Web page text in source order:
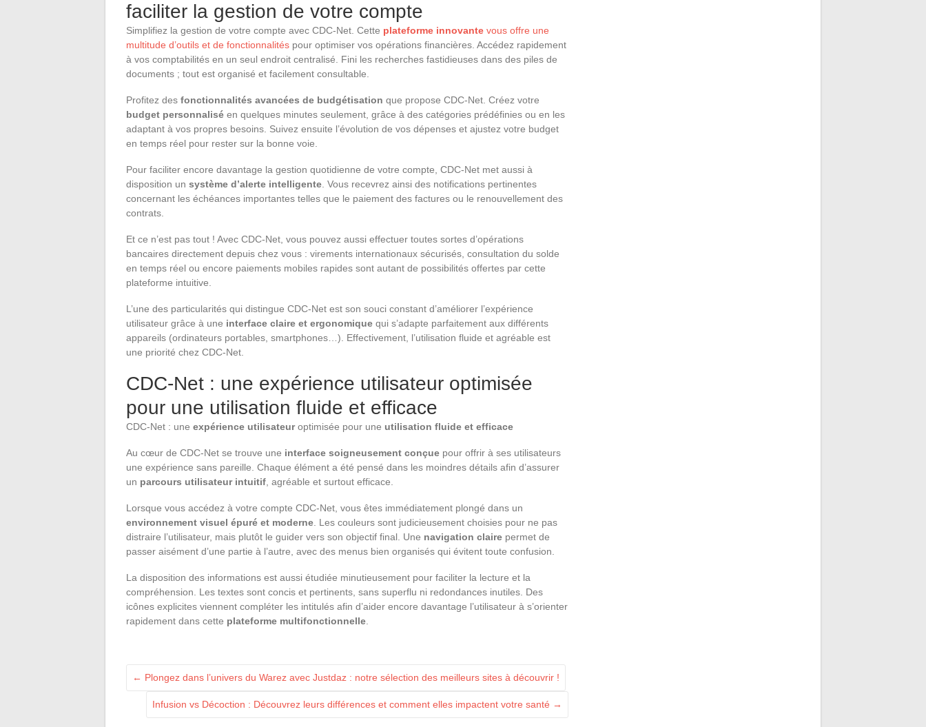
faciliter la gestion de votre compte
Simplifiez la gestion de votre compte avec CDC-Net. Cette plateforme innovante vous offre une
multitude d’outils et de fonctionnalités pour optimiser vos opérations financières. Accédez rapidement
à vos comptabilités en un seul endroit centralisé. Fini les recherches fastidieuses dans des piles de
documents ; tout est organisé et facilement consultable.
Profitez des fonctionnalités avancées de budgétisation que propose CDC-Net. Créez votre
budget personnalisé en quelques minutes seulement, grâce à des catégories prédéfinies ou en les
adaptant à vos propres besoins. Suivez ensuite l’évolution de vos dépenses et ajustez votre budget
en temps réel pour rester sur la bonne voie.
Pour faciliter encore davantage la gestion quotidienne de votre compte, CDC-Net met aussi à
disposition un système d’alerte intelligente . Vous recevrez ainsi des notifications pertinentes
concernant les échéances importantes telles que le paiement des factures ou le renouvellement des
contrats.
Et ce n’est pas tout ! Avec CDC-Net, vous pouvez aussi effectuer toutes sortes d’opérations
bancaires directement depuis chez vous : virements internationaux sécurisés, consultation du solde
en temps réel ou encore paiements mobiles rapides sont autant de possibilités offertes par cette
plateforme intuitive.
L’une des particularités qui distingue CDC-Net est son souci constant d’améliorer l’expérience
utilisateur grâce à une interface claire et ergonomique qui s’adapte parfaitement aux différents
appareils (ordinateurs portables, smartphones…). Effectivement, l’utilisation fluide et agréable est
une priorité chez CDC-Net.
CDC-Net : une expérience utilisateur optimisée
pour une utilisation fluide et efficace
CDC-Net : une expérience utilisateuroptimisée pour une utilisation fluide et efficace
Au cœur de CDC-Net se trouve une interface soigneusement conçue pour offrir à ses utilisateurs
une expérience sans pareille. Chaque élément a été pensé dans les moindres détails afin d’assurer
un parcours utilisateur intuitif , agréable et surtout efficace.
Lorsque vous accédez à votre compte CDC-Net, vous êtes immédiatement plongé dans un
environnement visuel épuré et moderne . Les couleurs sont judicieusement choisies pour ne pas
distraire l’utilisateur, mais plutôt le guider vers son objectif final. Une navigation claire permet de
passer aisément d’une partie à l’autre, avec des menus bien organisés qui évitent toute confusion.
La disposition des informations est aussi étudiée minutieusement pour faciliter la lecture et la
compréhension. Les textes sont concis et pertinents, sans superflu ni redondances inutiles. Des
icônes explicites viennent compléter les intitulés afin d’aider encore davantage l’utilisateur à s’orienter
rapidement dans cette plateforme multifonctionnelle
← Plongez dans l’univers du Warez avec Justdaz : notre sélection des meilleurs sites à découvrir !
Infusion vs Décoction : Découvrez leurs différences et comment elles impactent votre santé →